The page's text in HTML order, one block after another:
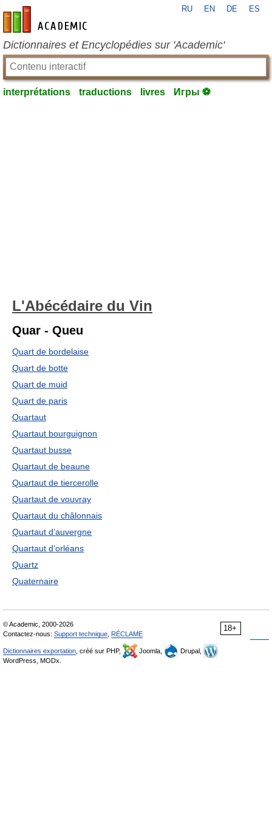
fr-academic.com
RU EN DE ES
Dictionnaires et Encyclopédies sur 'Academic'
interprétations traductions livres Игры ⚽
L'Abécédaire du Vin
Quar - Queu
Quart de bordelaise
Quart de botte
Quart de muid
Quart de paris
Quartaut
Quartaut bourguignon
Quartaut busse
Quartaut de beaune
Quartaut de tiercerolle
Quartaut de vouvray
Quartaut du châlonnais
Quartaut d’auvergne
Quartaut d’orléans
Quartz
Quaternaire
18+
© Academic, 2000-2026
Contactez-nous: Support technique RÉCLAME
Dictionnaires exportation , créé sur PHP, Joomla,
Drupal,
WordPress, MODx.